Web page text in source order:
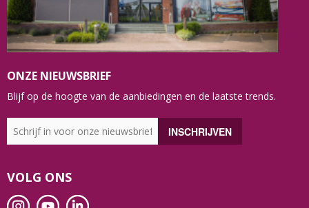
ONZE NIEUWSBRIEF
Blijf op de hoogte van de aanbiedingen en de laatste trends.
VOLG ONS